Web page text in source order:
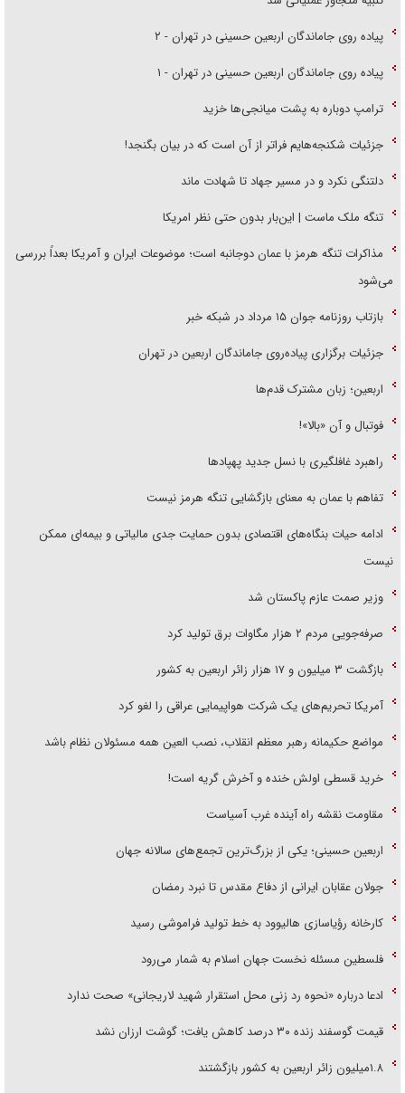
پیاده روی جاماندگان اربعین حسینی در تهران - ۲
پیاده روی جاماندگان اربعین حسینی در تهران - ۱
ترامپ دوباره به پشت میانجی‌ها خزید
جزئیات شکنجه‌هایم فراتر از آن است که در بیان بگنجد!
دلتنگی نکرد و در مسیر جهاد تا شهادت ماند
تنگه ملک ماست | این‌بار بدون حتی نظر امریکا
مذاکرات تنگه هرمز با عمان دوجانبه است؛ موضوعات ایران و آمریکا بعداً بررسی
می‌شود
بازتاب روزنامه جوان ۱۵ مرداد در شبکه خبر
جزئیات برگزاری پیاده‌روی جاماندگان اربعین در تهران
اربعین؛ زبان مشترک قدم‌ها
فوتبال و آن «بالا»!
راهبرد غافلگیری با نسل جدید پهپاد‌ها
تفاهم با عمان به معنای بازگشایی تنگه هرمز نیست
ادامه حیات بنگاه‌های اقتصادی بدون حمایت جدی مالیاتی و بیمه‌ای ممکن
نیست
وزیر صمت عازم پاکستان شد
صرفه‌جویی مردم ۲ هزار مگاوات برق تولید کرد
بازگشت ۳ میلیون و ۱۷ هزار زائر اربعین به کشور
آمریکا تحریم‌های یک شرکت هواپیمایی عراقی را لغو کرد
مواضع حکیمانه رهبر معظم انقلاب، نصب العین همه مسئولان نظام باشد
خرید قسطی اولش خنده و آخرش گریه است!
مقاومت نقشه راه آینده غرب آسیاست
اربعین حسینی؛ یکی از بزرگ‌ترین تجمع‌های سالانه جهان
جولان عقابان ایرانی از دفاع مقدس تا نبرد رمضان
کارخانه رؤیاسازی هالیوود به خط تولید فراموشی رسید
فلسطین مسئله نخست جهان اسلام به شمار می‌رود
ادعا درباره «نحوه رد زنی محل استقرار شهید لاریجانی» صحت ندارد
قیمت گوسفند زنده ۳۰ درصد کاهش یافت؛ گوشت ارزان نشد
۱.۸میلیون زائر اربعین به کشور بازگشتند